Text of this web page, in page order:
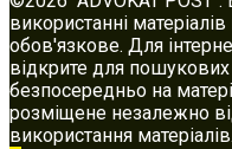
використанні
обов'язкове. Для
відкрите для
безпосередньо на
розміщене незалежно
використання матеріалів.